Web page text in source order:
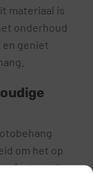
materiaal is
onderhoud
geniet
om het op
op elke